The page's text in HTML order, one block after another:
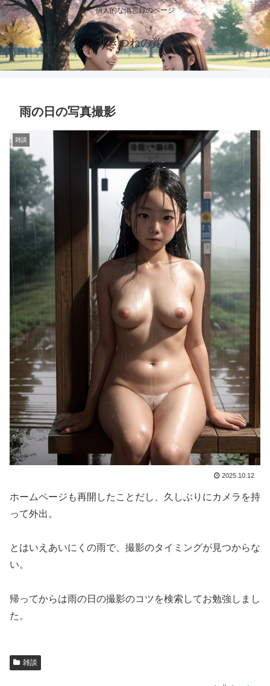
個人的な備忘録のページ
北きつねの覚書
雨の日の写真撮影
雑談
2025.10.12
ホームページも再開したことだし、久しぶりにカメラを持
って外出。
とはいえあいにくの雨で、撮影のタイミングが見つからな
い。
帰ってからは雨の日の撮影のコツを検索してお勉強しまし
た。
雑談